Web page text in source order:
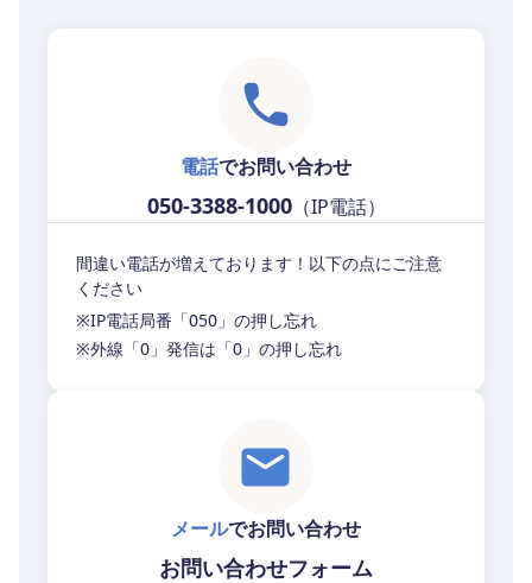
電話でお問い合わせ
050-3388-1000（IP電話）
間違い電話が増えております！以下の点にご注意
ください
※IP電話局番「050」の押し忘れ
※外線「0」発信は「0」の押し忘れ
メールでお問い合わせ
お問い合わせフォーム